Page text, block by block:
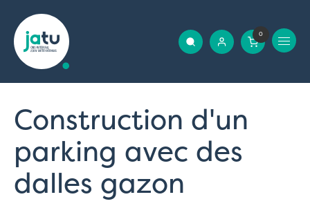
0
Construction d'un
parking avec des
dalles gazon